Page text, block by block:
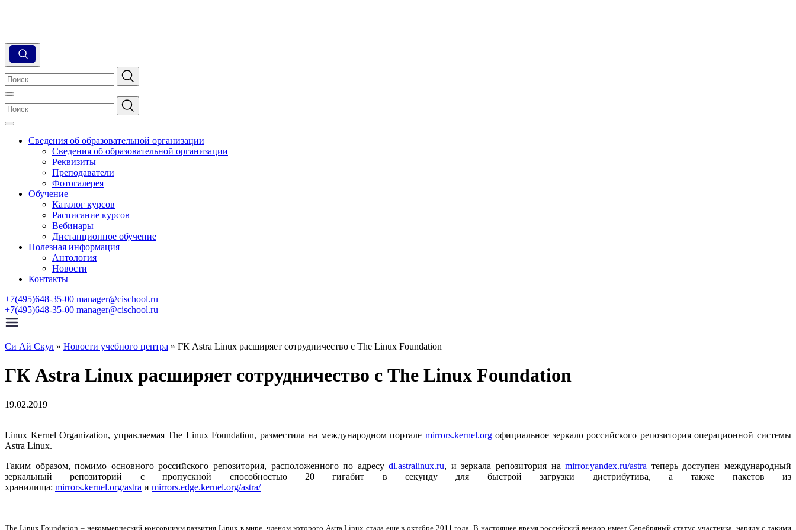
Сведения об образовательной организации
Сведения об образовательной организации
Реквизиты
Преподаватели
Фотогалерея
Обучение
Каталог курсов
Расписание курсов
Вебинары
Дистанционное обучение
Полезная информация
Антология
Новости
Контакты
+7(495)648-35-00 manager@cischool.ru
+7(495)648-35-00 manager@cischool.ru
Си Ай Скул » Новости учебного центра » ГК Astra Linux расширяет сотрудничество с The Linux Foundation
ГК Astra Linux расширяет сотрудничество с The Linux Foundation
19.02.2019
Linux Kernel Organization, управляемая The Linux Foundation, разместила на международном портале mirrors.kernel.orgофициальное зеркало российского репозитория операционной системы
Astra Linux.
Таким образом, помимо основного российского репозитория, расположенного по адресуdl.astralinux.ru, и зеркала репозитория наmirror.yandex.ru/astra теперь доступен международный
зеркальный репозиторий с пропускной способностью 20 гигабит в секунду для быстрой загрузки дистрибутива, а также пакетов из
хранилища: mirrors.kernel.org/astra и mirrors.edge.kernel.org/astra/
The Linux Foundation – некоммерческий консорциум развития Linux в мире, членом которого Astra Linux стала еще в октябре 2011 года. В настоящее время российский вендор имеет Серебряный статус участника, наряду с такими